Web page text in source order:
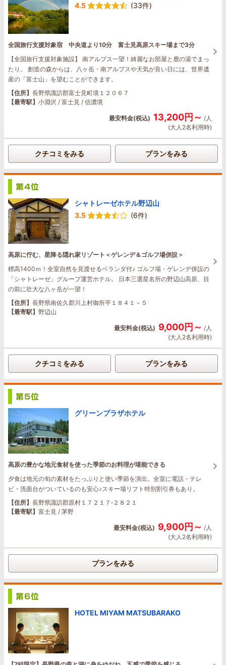
4.5
(33件)
全国旅行支援対象宿 中央道より10分 富士見高原スキー場まで3分
【全国旅行支援対象施設】 南アルプス一望！綺麗なお部屋と鹿の湯でまっ
たり。 創造の森からは、八ヶ岳・南アルプスや天気が良い日には、世界遺
産の「富士山」を望むことができます。
【住所】 長野県諏訪郡富士見町境１２０６７
【最寄駅】 小淵沢 / 富士見 / 信濃境
最安料金(税込) 13,200円～ /人
(大人2名利用時)
クチコミをみる プランをみる
シャトレーゼホテル野辺山
3.5
(6件)
高原に佇む、星降る隠れ家リゾート＜ゲレンデ＆ゴルフ場併設＞
標高1400ｍ！全室自然を見渡せるベランダ付♪ ゴルフ場・ゲレンデ併設の
「シャトレーゼ」グループ運営ホテル。 日本三選星名所の野辺山高原、目
の前に壮大な八ヶ岳が一望！
【住所】 長野県南佐久郡川上村御所平１８４１－５
【最寄駅】 野辺山
最安料金(税込) 9,000円～ /人
(大人2名利用時)
クチコミをみる プランをみる
グリーンプラザホテル
高原の豊かな地元食材を使った季節のお料理が堪能できる
夕食は地元の旬の素材をたっぷりと使い季節を演出。全室に電話・テレ
ビ・洗面台がついているのも安心♪スキー場リフト特別割引券もあり。
【住所】 長野県諏訪郡原村１７２１７‐２８２１
【最寄駅】 富士見 / 茅野
最安料金(税込) 9,900円～ /人
(大人2名利用時)
プランをみる
HOTEL MIYAM MATSUBARAKO